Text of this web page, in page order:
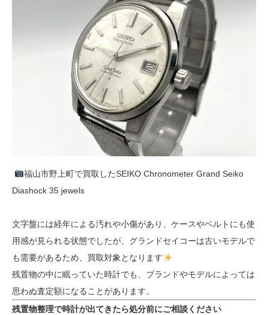
福山市野上町で買取したSEIKO Chronometer Grand Seiko
Diashock 35 jewels
文字盤には経年による汚れや小傷があり、ケースやベルトにも使
用感が見られる状態でしたが、グランドセイコーは古いモデルで
も需要があるため、買取対象となります
残置物の中に眠っていた時計でも、ブランドやモデルによっては
思わぬ査定額になることがあります。
残置物整理で時計が出てきたら処分前にご相談ください